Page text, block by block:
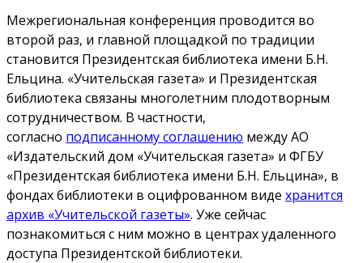
Межрегиональная конференция проводится во
второй раз, и главной площадкой по традиции
становится Президентская библиотека имени Б.Н.
Ельцина. «Учительская газета» и Президентская
библиотека связаны многолетним плодотворным
сотрудничеством. В частности,
согласно подписанному соглашению между АО
«Издательский дом «Учительская газета» и ФГБУ
«Президентская библиотека имени Б.Н. Ельцина», в
фондах библиотеки в оцифрованном виде хранится
архив «Учительской газеты». Уже сейчас
познакомиться с ним можно в центрах удаленного
доступа Президентской библиотеки.